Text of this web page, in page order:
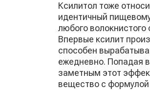
Ксилитол тоже
идентичный
любого
Впервые ксилит
способен
ежедневно. Попадая в
заметным этот
вещество с